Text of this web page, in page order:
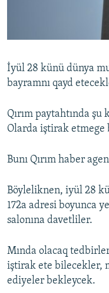
RFE/RS bütün
İyül 28 künü dünya
bayramnı qayd
Qırım paytahtında
Olarda iştirak
Bunı Qırım haber
Böyleliknen, iyül 28
172a adresi boyunca
salonına davetliler.
Mında olacaq
iştirak ete bilecekler,
ediyeler bekleycek.